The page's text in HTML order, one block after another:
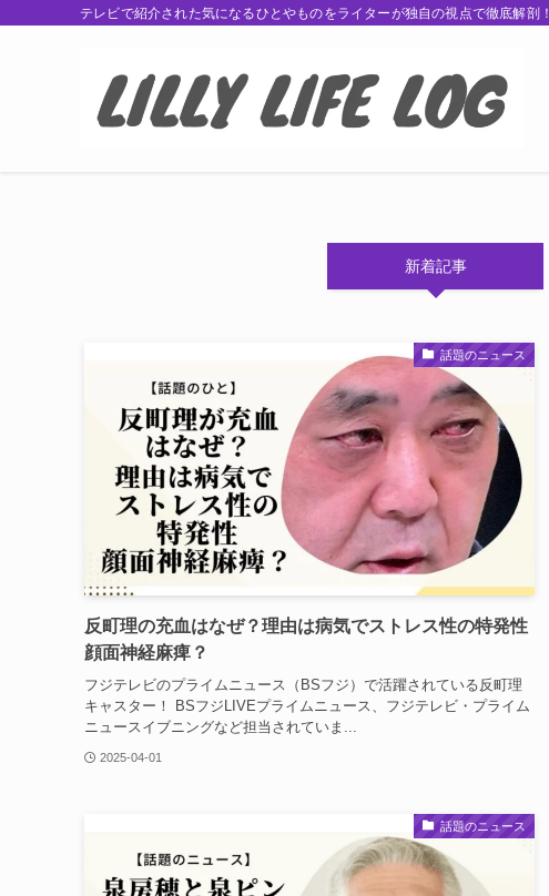
テレビで紹介された気になるひとやものをライターが独自の視点で徹底解剖！
新着記事
話題のニュース
反町理の充血はなぜ？理由は病気でストレス性の特発性
顔面神経麻痺？
フジテレビのプライムニュース（BSフジ）で活躍されている反町理
キャスター！ BSフジLIVEプライムニュース、フジテレビ・プライム
ニュースイブニングなど担当されていま...
2025-04-01
話題のニュース